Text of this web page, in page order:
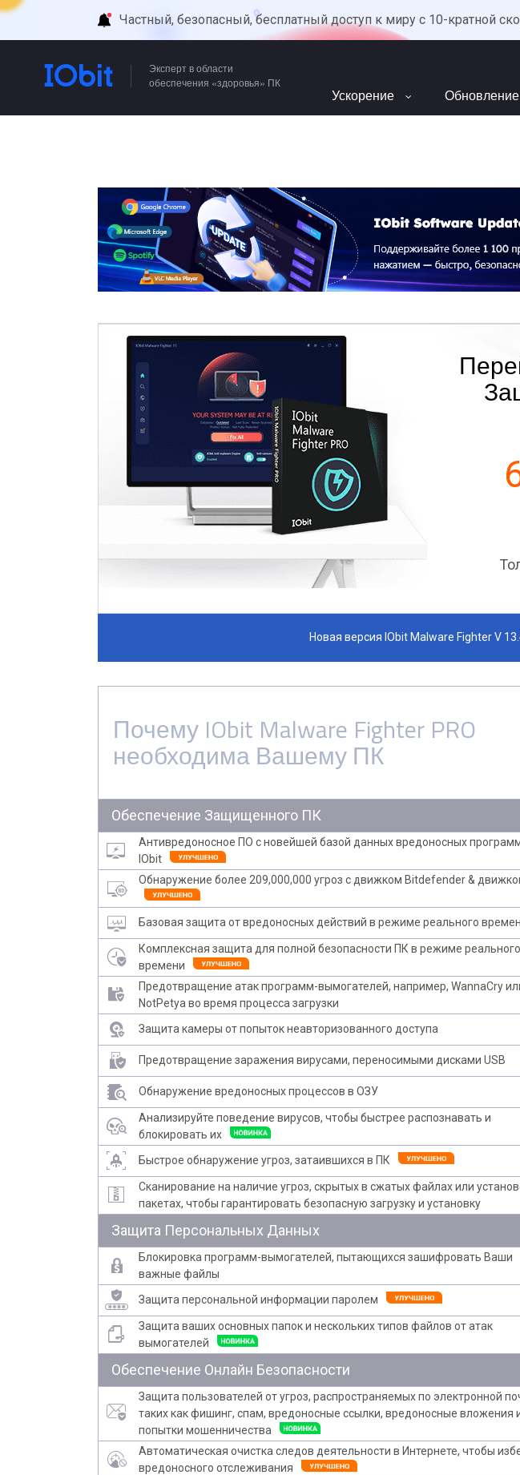
Частный, безопасный, бесплатный доступ к миру с 10-кратной
Эксперт в области
обеспечения «здоровья» ПК
Ускорение
Новая версия IObit Malware Fighter V
Почему IObit Malware Fighter PRO
необходима Вашему ПК
Обеспечение Защищенного ПК
Антивредоносное ПО с новейшей базой данных вредоносных
IObit
Обнаружение более 209,000,000 угроз с движком Bitdefender &
Базовая защита от вредоносных действий в режиме реального
Комплексная защита для полной безопасности ПК в режиме реального
времени
Предотвращение атак программ-вымогателей, например, WannaCry
NotPetya во время процесса загрузки
Защита камеры от попыток неавторизованного доступа
Предотвращение заражения вирусами, переносимыми дисками USB
Обнаружение вредоносных процессов в ОЗУ
Анализируйте поведение вирусов, чтобы быстрее распознавать и
блокировать их
Быстрое обнаружение угроз, затаившихся в ПК
Сканирование на наличие угроз, скрытых в сжатых файлах или
пакетах, чтобы гарантировать безопасную загрузку и установку
Защита Персональных Данных
Блокировка программ-вымогателей, пытающихся зашифровать Ваши
важные файлы
Защита персональной информации паролем
Защита ваших основных папок и нескольких типов файлов от атак
вымогателей
Обеспечение Онлайн Безопасности
Защита пользователей от угроз, распространяемых по электронной
таких как фишинг, спам, вредоносные ссылки, вредоносные вложения
попытки мошенничества
Автоматическая очистка следов деятельности в Интернете, чтобы
вредоносного отслеживания